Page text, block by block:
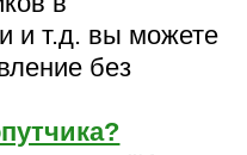
и т.д. вы можете
без